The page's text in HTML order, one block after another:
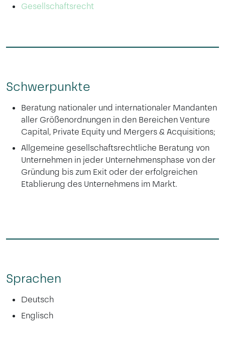
Gesellschaftsrecht
Schwerpunkte
Beratung nationaler und internationaler Mandanten
aller Größenordnungen in den Bereichen Venture
Capital, Private Equity und Mergers & Acquisitions;
Allgemeine gesellschaftsrechtliche Beratung von
Unternehmen in jeder Unternehmensphase von der
Gründung bis zum Exit oder der erfolgreichen
Etablierung des Unternehmens im Markt.
Sprachen
Deutsch
Englisch